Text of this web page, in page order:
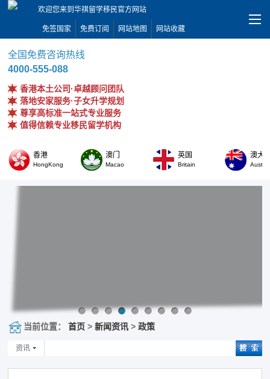
欢迎您来到华祺留学移民官方网站
免签国家 免费订阅 网站地图 网站收藏
全国免费咨询热线
4000-555-088
香港本土公司·卓越顾问团队
落地安家服务·子女升学规划
尊享高标准一站式专业服务
值得信赖专业移民留学机构
香港
HongKong
澳门
Macao
英国
Britain
澳大
当前位置： 首页 >新闻资讯 >政策
资讯